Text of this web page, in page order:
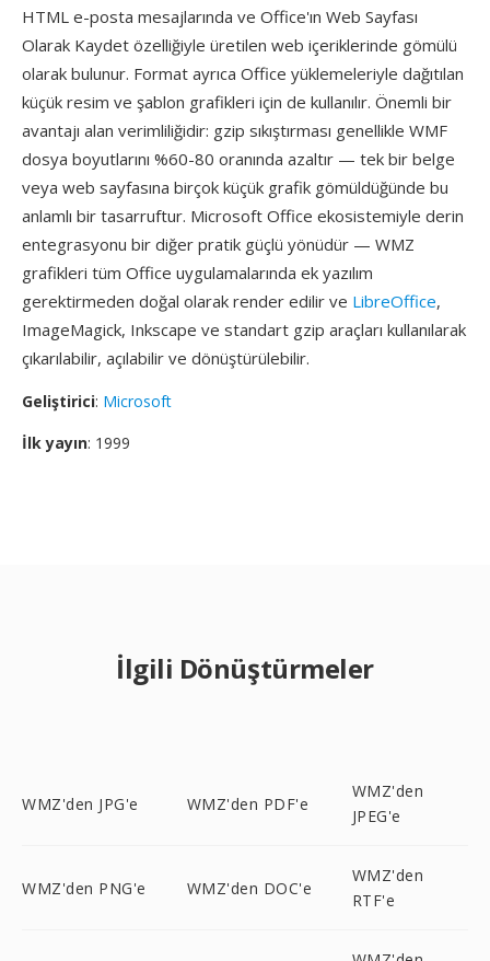
HTML e-posta mesajlarında ve Office'ın Web Sayfası
Olarak Kaydet özelliğiyle üretilen web içeriklerinde gömülü
olarak bulunur. Format ayrıca Office yüklemeleriyle dağıtılan
küçük resim ve şablon grafikleri için de kullanılır. Önemli bir
avantajı alan verimliliğidir: gzip sıkıştırması genellikle WMF
dosya boyutlarını %60-80 oranında azaltır — tek bir belge
veya web sayfasına birçok küçük grafik gömüldüğünde bu
anlamlı bir tasarruftur. Microsoft Office ekosistemiyle derin
entegrasyonu bir diğer pratik güçlü yönüdür — WMZ
grafikleri tüm Office uygulamalarında ek yazılım
gerektirmeden doğal olarak render edilir ve LibreOffice,
ImageMagick, Inkscape ve standart gzip araçları kullanılarak
çıkarılabilir, açılabilir ve dönüştürülebilir.
Geliştirici: Microsoft
İlk yayın: 1999
İlgili Dönüştürmeler
WMZ'den JPG'e WMZ'den PDF'e
WMZ'den
JPEG'e
WMZ'den PNG'e WMZ'den DOC'e
WMZ'den
RTF'e